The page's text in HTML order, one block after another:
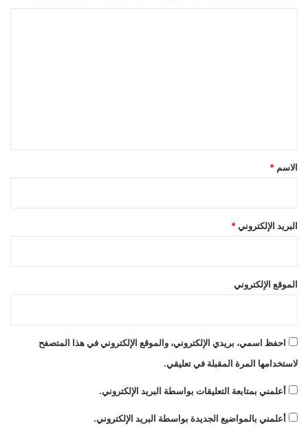
*
الاسم *
البريد الإلكتروني*
الموقع الإلكتروني
احفظ اسمي، بريدي الإلكتروني، والموقع الإلكتروني في هذا المتصفح
لاستخدامها المرة المقبلة في تعليقي.
أعلمني بمتابعة التعليقات بواسطة البريد الإلكتروني.
أعلمني بالمواضيع الجديدة بواسطة البريد الإلكتروني.